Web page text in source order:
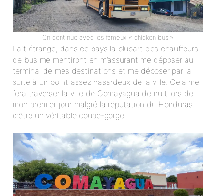
On continue avec les fameux « chicken bus ».
Fait étrange, dans ce pays la plupart des chauffeurs
de bus me mentiront en m’assurant me déposer au
terminal de mes destinations et me déposer par la
suite à un point assez hasardeux de la ville. Cela me
fera traverser la ville de Comayagua de nuit lors de
mon premier jour malgré la réputation du Honduras
d’être un véritable coupe-gorge.